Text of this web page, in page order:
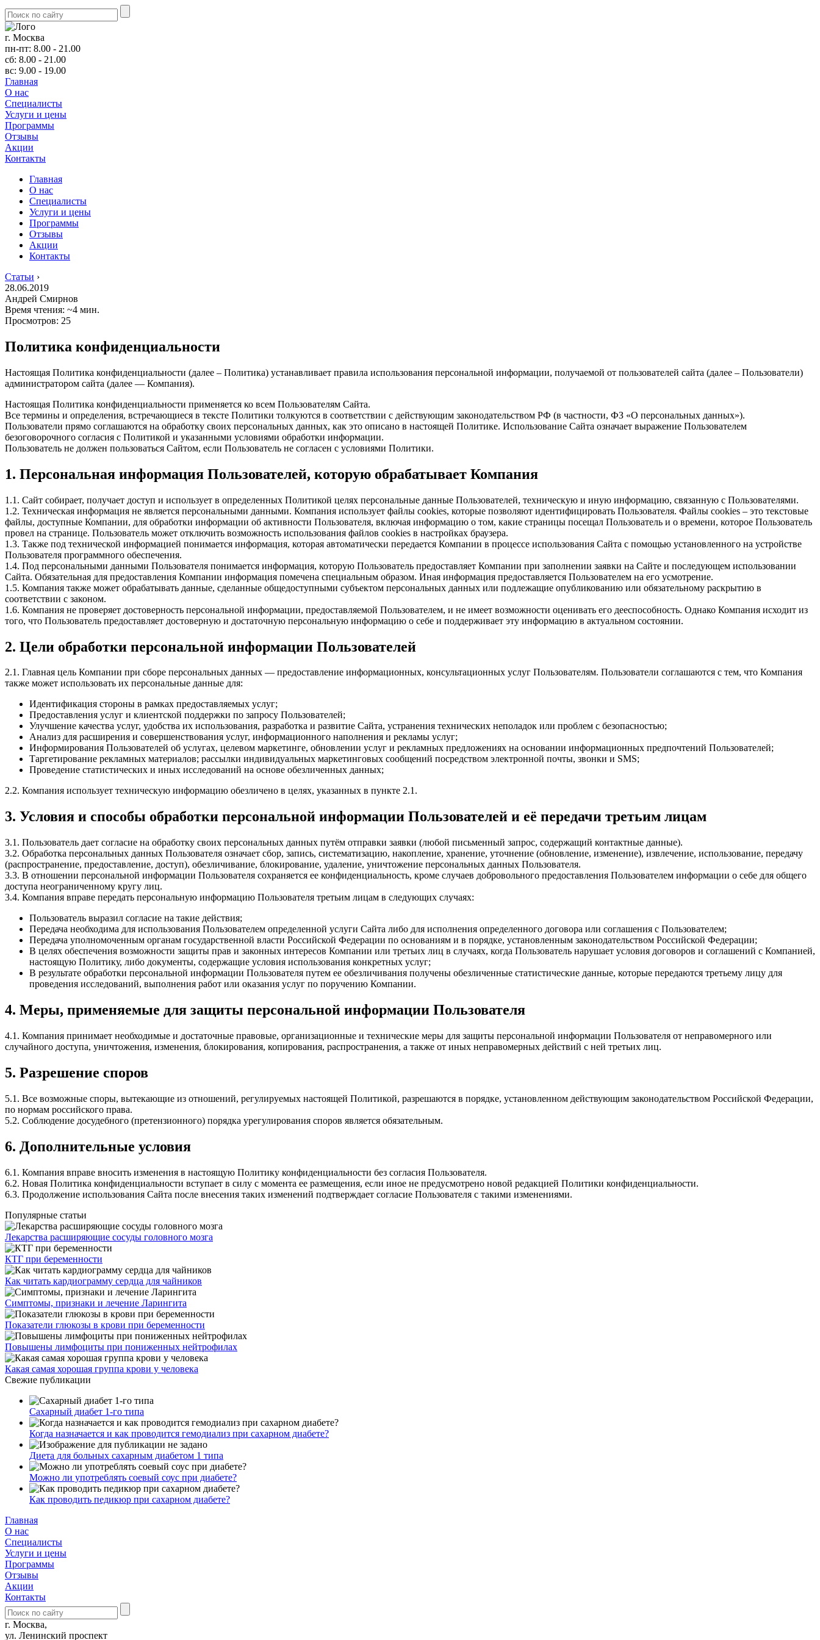
г. Москва
пн-пт: 8.00 - 21.00
сб: 8.00 - 21.00
вс: 9.00 - 19.00
Главная
О нас
Cпециалисты
Услуги и цены
Программы
Отзывы
Акции
Контакты
Главная
О нас
Cпециалисты
Услуги и цены
Программы
Отзывы
Акции
Контакты
Статьи ›
28.06.2019
Андрей Смирнов
Время чтения: ~4 мин.
Просмотров: 25
Политика конфиденциальности
Настоящая Политика конфиденциальности (далее – Политика) устанавливает правила использования персональной информации, получаемой от пользователей сайта (далее – Пользователи)
администратором сайта (далее — Компания).
Настоящая Политика конфиденциальности применяется ко всем Пользователям Сайта.
Все термины и определения, встречающиеся в тексте Политики толкуются в соответствии с действующим законодательством РФ (в частности, ФЗ «О персональных данных»).
Пользователи прямо соглашаются на обработку своих персональных данных, как это описано в настоящей Политике. Использование Сайта означает выражение Пользователем
безоговорочного согласия с Политикой и указанными условиями обработки информации.
Пользователь не должен пользоваться Сайтом, если Пользователь не согласен с условиями Политики.
1. Персональная информация Пользователей, которую обрабатывает Компания
1.1. Сайт собирает, получает доступ и использует в определенных Политикой целях персональные данные Пользователей, техническую и иную информацию, связанную с Пользователями.
1.2. Техническая информация не является персональными данными. Компания использует файлы cookies, которые позволяют идентифицировать Пользователя. Файлы cookies – это текстовые
файлы, доступные Компании, для обработки информации об активности Пользователя, включая информацию о том, какие страницы посещал Пользователь и о времени, которое Пользователь
провел на странице. Пользователь может отключить возможность использования файлов cookies в настройках браузера.
1.3. Также под технической информацией понимается информация, которая автоматически передается Компании в процессе использования Сайта с помощью установленного на устройстве
Пользователя программного обеспечения.
1.4. Под персональными данными Пользователя понимается информация, которую Пользователь предоставляет Компании при заполнении заявки на Сайте и последующем использовании
Сайта. Обязательная для предоставления Компании информация помечена специальным образом. Иная информация предоставляется Пользователем на его усмотрение.
1.5. Компания также может обрабатывать данные, сделанные общедоступными субъектом персональных данных или подлежащие опубликованию или обязательному раскрытию в
соответствии с законом.
1.6. Компания не проверяет достоверность персональной информации, предоставляемой Пользователем, и не имеет возможности оценивать его дееспособность. Однако Компания исходит из
того, что Пользователь предоставляет достоверную и достаточную персональную информацию о себе и поддерживает эту информацию в актуальном состоянии.
2. Цели обработки персональной информации Пользователей
2.1. Главная цель Компании при сборе персональных данных — предоставление информационных, консультационных услуг Пользователям. Пользователи соглашаются с тем, что Компания
также может использовать их персональные данные для:
Идентификация стороны в рамках предоставляемых услуг;
Предоставления услуг и клиентской поддержки по запросу Пользователей;
Улучшение качества услуг, удобства их использования, разработка и развитие Сайта, устранения технических неполадок или проблем с безопасностью;
Анализ для расширения и совершенствования услуг, информационного наполнения и рекламы услуг;
Информирования Пользователей об услугах, целевом маркетинге, обновлении услуг и рекламных предложениях на основании информационных предпочтений Пользователей;
Таргетирование рекламных материалов; рассылки индивидуальных маркетинговых сообщений посредством электронной почты, звонки и SMS;
Проведение статистических и иных исследований на основе обезличенных данных;
2.2. Компания использует техническую информацию обезличено в целях, указанных в пункте 2.1.
3. Условия и способы обработки персональной информации Пользователей и её передачи третьим лицам
3.1. Пользователь дает согласие на обработку своих персональных данных путём отправки заявки (любой письменный запрос, содержащий контактные данные).
3.2. Обработка персональных данных Пользователя означает сбор, запись, систематизацию, накопление, хранение, уточнение (обновление, изменение), извлечение, использование, передачу
(распространение, предоставление, доступ), обезличивание, блокирование, удаление, уничтожение персональных данных Пользователя.
3.3. В отношении персональной информации Пользователя сохраняется ее конфиденциальность, кроме случаев добровольного предоставления Пользователем информации о себе для общего
доступа неограниченному кругу лиц.
3.4. Компания вправе передать персональную информацию Пользователя третьим лицам в следующих случаях:
Пользователь выразил согласие на такие действия;
Передача необходима для использования Пользователем определенной услуги Сайта либо для исполнения определенного договора или соглашения с Пользователем;
Передача уполномоченным органам государственной власти Российской Федерации по основаниям и в порядке, установленным законодательством Российской Федерации;
В целях обеспечения возможности защиты прав и законных интересов Компании или третьих лиц в случаях, когда Пользователь нарушает условия договоров и соглашений с Компанией,
настоящую Политику, либо документы, содержащие условия использования конкретных услуг;
В результате обработки персональной информации Пользователя путем ее обезличивания получены обезличенные статистические данные, которые передаются третьему лицу для
проведения исследований, выполнения работ или оказания услуг по поручению Компании.
4. Меры, применяемые для защиты персональной информации Пользователя
4.1. Компания принимает необходимые и достаточные правовые, организационные и технические меры для защиты персональной информации Пользователя от неправомерного или
случайного доступа, уничтожения, изменения, блокирования, копирования, распространения, а также от иных неправомерных действий с ней третьих лиц.
5. Разрешение споров
5.1. Все возможные споры, вытекающие из отношений, регулируемых настоящей Политикой, разрешаются в порядке, установленном действующим законодательством Российской Федерации,
по нормам российского права.
5.2. Соблюдение досудебного (претензионного) порядка урегулирования споров является обязательным.
6. Дополнительные условия
6.1. Компания вправе вносить изменения в настоящую Политику конфиденциальности без согласия Пользователя.
6.2. Новая Политика конфиденциальности вступает в силу с момента ее размещения, если иное не предусмотрено новой редакцией Политики конфиденциальности.
6.3. Продолжение использования Сайта после внесения таких изменений подтверждает согласие Пользователя с такими изменениями.
Популярные статьи
Лекарства расширяющие сосуды головного мозга
КТГ при беременности
Как читать кардиограмму сердца для чайников
Симптомы, признаки и лечение Ларингита
Показатели глюкозы в крови при беременности
Повышены лимфоциты при пониженных нейтрофилах
Какая самая хорошая группа крови у человека
Свежие публикации
Сахарный диабет 1-го типа
Когда назначается и как проводится гемодиализ при сахарном диабете?
Диета для больных сахарным диабетом 1 типа
Можно ли употреблять соевый соус при диабете?
Как проводить педикюр при сахарном диабете?
Главная
О нас
Cпециалисты
Услуги и цены
Программы
Отзывы
Акции
Контакты
г. Москва,
ул. Ленинский проспект